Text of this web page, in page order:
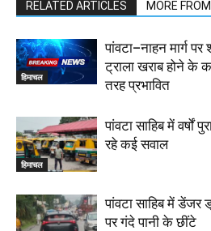
RELATED ARTICLES MORE
हिमाचल
पांवटा–नाहन मार्ग
ट्राला खराब होने के
तरह प्रभावित
हिमाचल
पांवटा साहिब में वर्षों
रहे कई सवाल
पांवटा साहिब में डेंजर
पर गंदे पानी के छींटे